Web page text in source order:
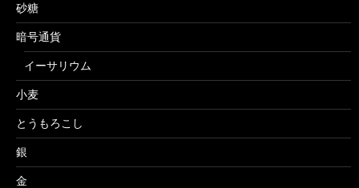
砂糖
暗号通貨
イーサリウム
小麦
とうもろこし
銀
金